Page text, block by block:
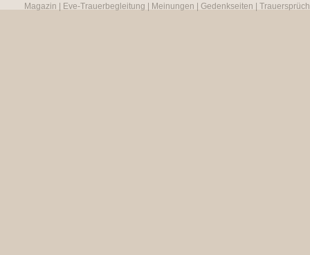
Magazin
Eve-Trauerbegleitung Meinungen Gedenkseiten